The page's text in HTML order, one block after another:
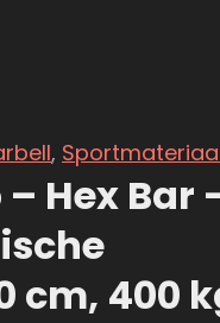
,
Hex Bar
cm, 400